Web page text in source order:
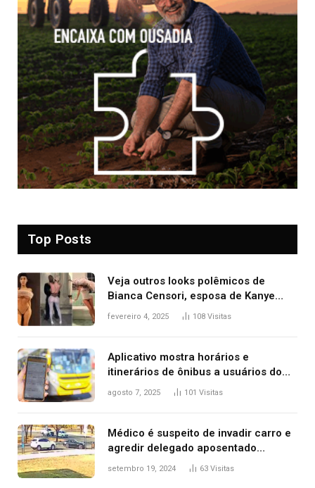
Top Posts
Veja outros looks polêmicos de
Bianca Censori, esposa de Kanye
West que apareceu nua no Grammy
fevereiro 4, 2025 108 Visitas
Aplicativo mostra horários e
itinerários de ônibus a usuários do
transporte público de Palmas; confira
agosto 7, 2025 101 Visitas
Médico é suspeito de invadir carro e
agredir delegado aposentado
durante confusão no trânsito
setembro 19, 2024 63 Visitas